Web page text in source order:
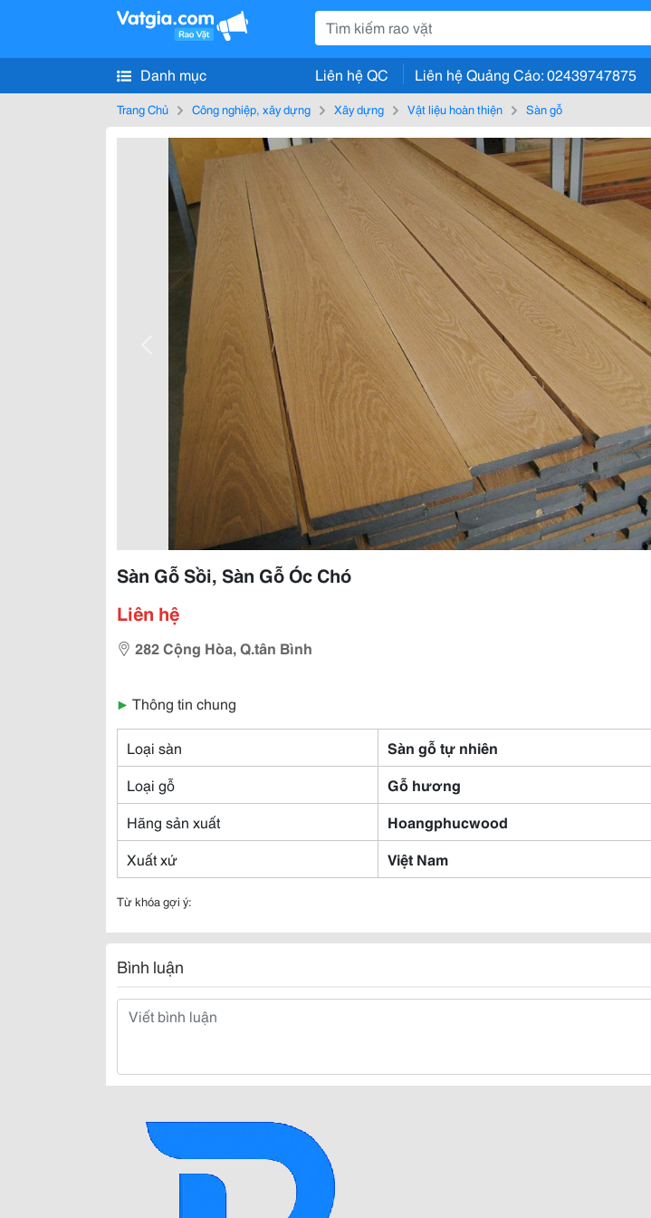
Danh mục Liên hệ QC Liên hệ Quảng Cáo: 02439747875
Trang Chủ Công nghiệp, xây dựng Xây dựng Vật liệu hoàn thiện Sàn gỗ
Sàn Gỗ Sồi, Sàn Gỗ Óc Chó
Liên hệ
282 Cộng Hòa, Q.tân Bình
▶ Thông tin chung
Loại sàn
Sàn gỗ tự nhiên
Loại gỗ
Gỗ hương
Hãng sản xuất
Hoangphucwood
Xuất xứ
Việt Nam
Từ khóa gợi ý:
Bình luận